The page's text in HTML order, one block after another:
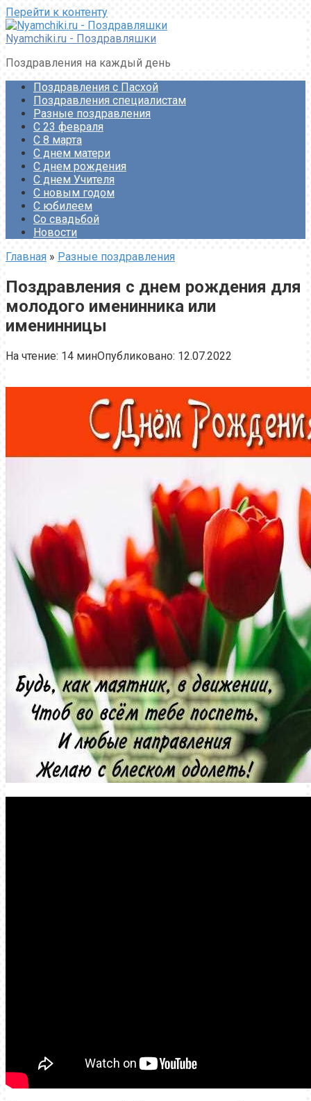
Перейти к контенту
Nyamchiki.ru - Поздравляшки
Поздравления на каждый день
Поздравления с Пасхой
Поздравления специалистам
Разные поздравления
С 23 февраля
С 8 марта
С днем матери
С днем рождения
С днем Учителя
С новым годом
С юбилеем
Со свадьбой
Новости
Главная » Разные поздравления
Поздравления с днем рождения для
молодого именинника или
именинницы
На чтение: 14 минОпубликовано: 12.07.2022